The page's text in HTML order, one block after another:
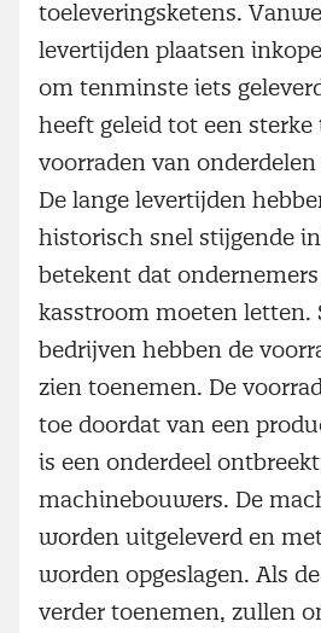
toeleveringsketens.
levertijden plaatsen
om tenminste iets
heeft geleid tot een sterke
voorraden van
De lange levertijden
historisch snel stijgende
betekent dat
kasstroom moeten letten.
bedrijven hebben de
zien toenemen. De
toe doordat van een
is een onderdeel
machinebouwers. De
worden uitgeleverd en
worden opgeslagen. Als
verder toenemen, zullen